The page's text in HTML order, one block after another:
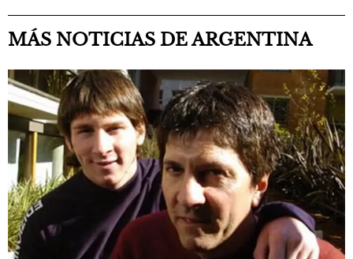
MÁS NOTICIAS DE ARGENTINA